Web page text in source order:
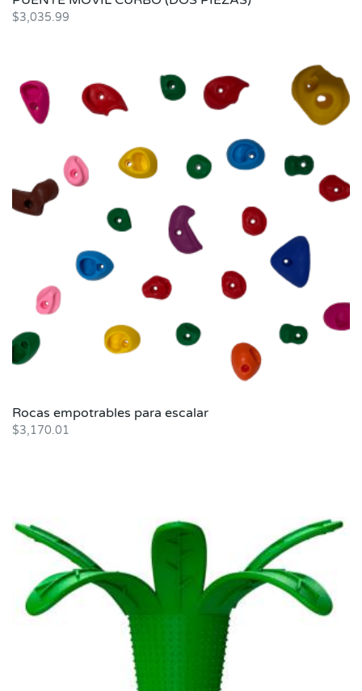
$3,035.99
Rocas empotrables para escalar
$3,170.01